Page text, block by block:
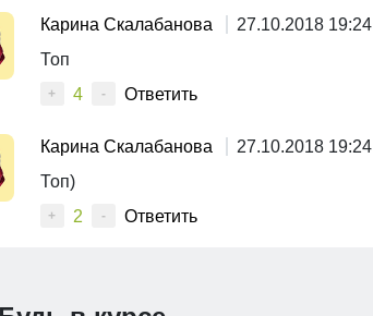
Карина Скалабанова
27.10.2018 19:24
Топ
+ 4 - Ответить
Карина Скалабанова
27.10.2018 19:24
Топ)
+ 2 - Ответить